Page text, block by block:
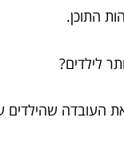
התוכן.
העובדה שהילדים